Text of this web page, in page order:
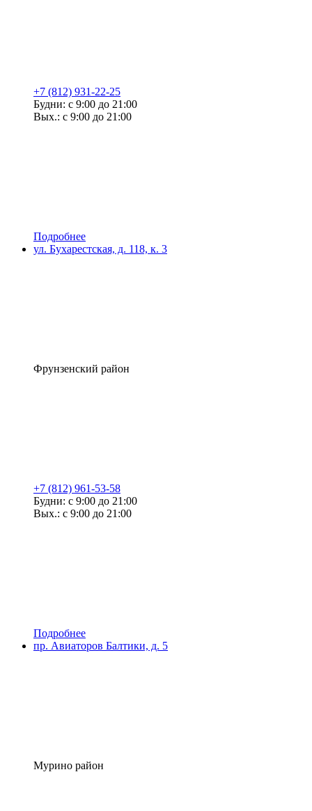
+7 (812) 931-22-25
Будни: с 9:00 до 21:00
Вых.: с 9:00 до 21:00
Подробнее
ул. Бухарестская, д. 118, к. 3
Фрунзенский район
+7 (812) 961-53-58
Будни: с 9:00 до 21:00
Вых.: с 9:00 до 21:00
Подробнее
пр. Авиаторов Балтики, д. 5
Мурино район